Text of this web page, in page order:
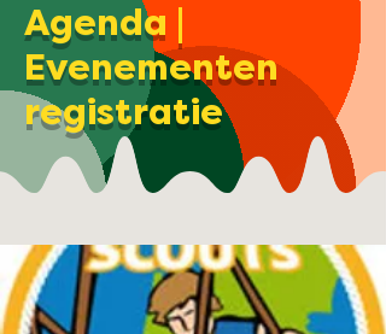
Agenda |
Evenementen
registratie